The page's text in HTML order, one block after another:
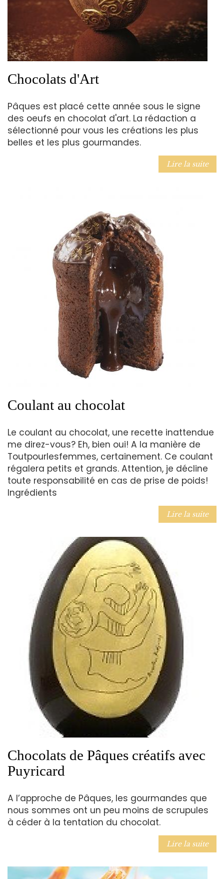
Chocolats d'Art
Pâques est placé cette année sous le signe
des oeufs en chocolat d'art. La rédaction a
sélectionné pour vous les créations les plus
belles et les plus gourmandes.
Lire la suite
Coulant au chocolat
Le coulant au chocolat, une recette inattendue
me direz-vous? Eh, bien oui! A la manière de
Toutpourlesfemmes, certainement. Ce coulant
régalera petits et grands. Attention, je décline
toute responsabilité en cas de prise de poids!
Ingrédients
Lire la suite
Chocolats de Pâques créatifs avec
Puyricard
A l’approche de Pâques, les gourmandes que
nous sommes ont un peu moins de scrupules
à céder à la tentation du chocolat.
Lire la suite